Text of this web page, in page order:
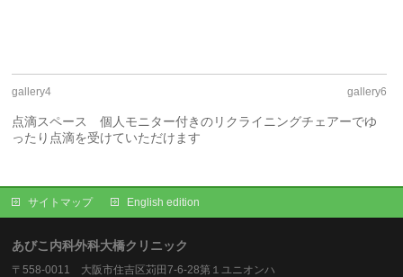
gallery4 gallery6
点滴スペース 個人モニター付きのリクライニングチェアーでゆ
ったり点滴を受けていただけます
サイトマップ English edition
あびこ内科外科大橋クリニック
〒558-0011 大阪市住吉区苅田7-6-28第１ユニオンハ